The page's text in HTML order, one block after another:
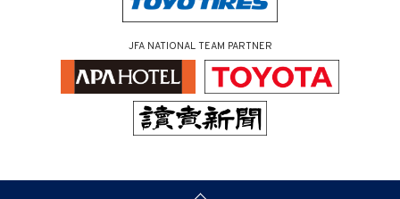
JFA NATIONAL TEAM PARTNER
（ページの先頭へ）